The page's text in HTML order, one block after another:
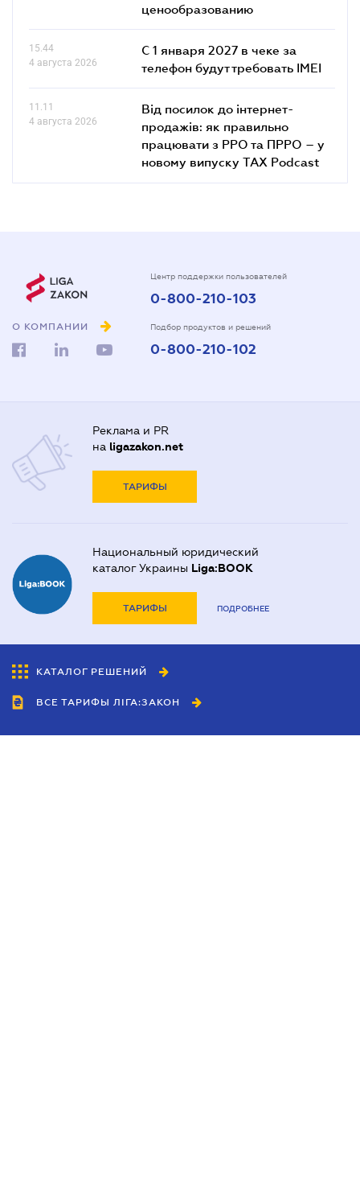
ценообразованию
15.44
4 августа 2026
С 1 января 2027 в чеке за
телефон будут требовать IMEI
11.11
4 августа 2026
Від посилок до інтернет-
продажів: як правильно
працювати з РРО та ПРРО – у
новому випуску TAX Podcast
О КОМПАНИИ
Центр поддержки пользователей
0-800-210-103
Подбор продуктов и решений
0-800-210-102
Реклама и PR
на ligazakon.net
ТАРИФЫ
Национальный юридический
каталог Украины Liga:BOOK
ТАРИФЫ ПОДРОБНЕЕ
КАТАЛОГ РЕШЕНИЙ
ВСЕ ТАРИФЫ ЛІГА:ЗАКОН